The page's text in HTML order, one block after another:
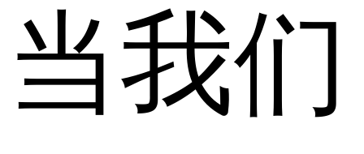
当我们